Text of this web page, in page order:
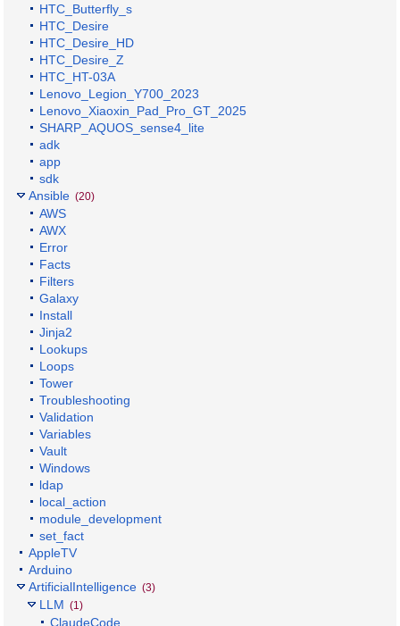
HTC_Butterfly_s
HTC_Desire
HTC_Desire_HD
HTC_Desire_Z
HTC_HT-03A
Lenovo_Legion_Y700_2023
Lenovo_Xiaoxin_Pad_Pro_GT_2025
SHARP_AQUOS_sense4_lite
adk
app
sdk
Ansible (20)
AWS
AWX
Error
Facts
Filters
Galaxy
Install
Jinja2
Lookups
Loops
Tower
Troubleshooting
Validation
Variables
Vault
Windows
ldap
local_action
module_development
set_fact
AppleTV
Arduino
ArtificialIntelligence (3)
LLM (1)
ClaudeCode